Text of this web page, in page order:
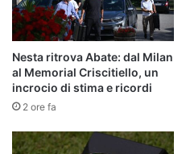
Nesta ritrova Abate: dal Milan
al Memorial Criscitiello, un
incrocio di stima e ricordi
2 ore fa